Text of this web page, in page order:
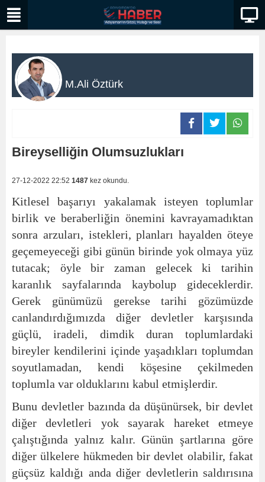
M.Ali Öztürk
Bireyselliğin Olumsuzlukları
27-12-2022 22:52 1487 kez okundu.
Kitlesel başarıyı yakalamak isteyen toplumlar
birlik ve beraberliğin önemini kavrayamadıktan
sonra arzuları, istekleri, planları hayalden öteye
geçemeyeceği gibi günün birinde yok olmaya yüz
tutacak; öyle bir zaman gelecek ki tarihin
karanlık sayfalarında kaybolup gideceklerdir.
Gerek günümüzü gerekse tarihi gözümüzde
canlandırdığımızda diğer devletler karşısında
güçlü, iradeli, dimdik duran toplumlardaki
bireyler kendilerini içinde yaşadıkları toplumdan
soyutlamadan, kendi köşesine çekilmeden
toplumla var olduklarını kabul etmişlerdir.
Bunu devletler bazında da düşünürsek, bir devlet
diğer devletleri yok sayarak hareket etmeye
çalıştığında yalnız kalır. Günün şartlarına göre
diğer ülkelere hükmeden bir devlet olabilir, fakat
güçsüz kaldığı anda diğer devletlerin saldırısına